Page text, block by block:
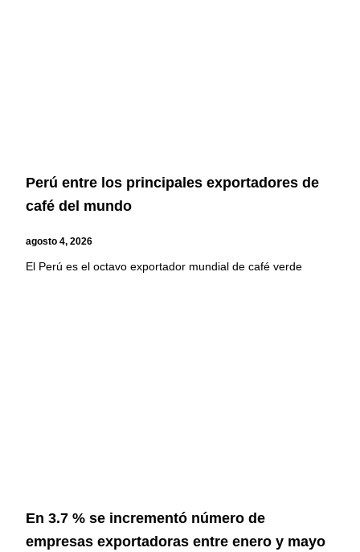
Perú entre los principales exportadores de
café del mundo
agosto 4, 2026
El Perú es el octavo exportador mundial de café verde
En 3.7 % se incrementó número de
empresas exportadoras entre enero y mayo